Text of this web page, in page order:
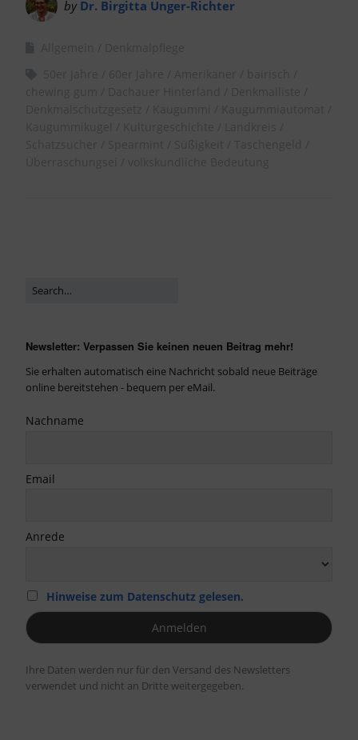
by Dr. Birgitta Unger-Richter
Newsletter: Verpassen Sie keinen neuen Beitrag mehr!
Sie erhalten automatisch eine Nachricht sobald neue Beiträge
online bereitstehen - bequem per eMail.
Nachname
Email
Anrede
Hinweise zum Datenschutz gelesen.
Ihre Daten werden nur für den Versand des Newsletters
verwendet und nicht an Dritte weitergegeben.